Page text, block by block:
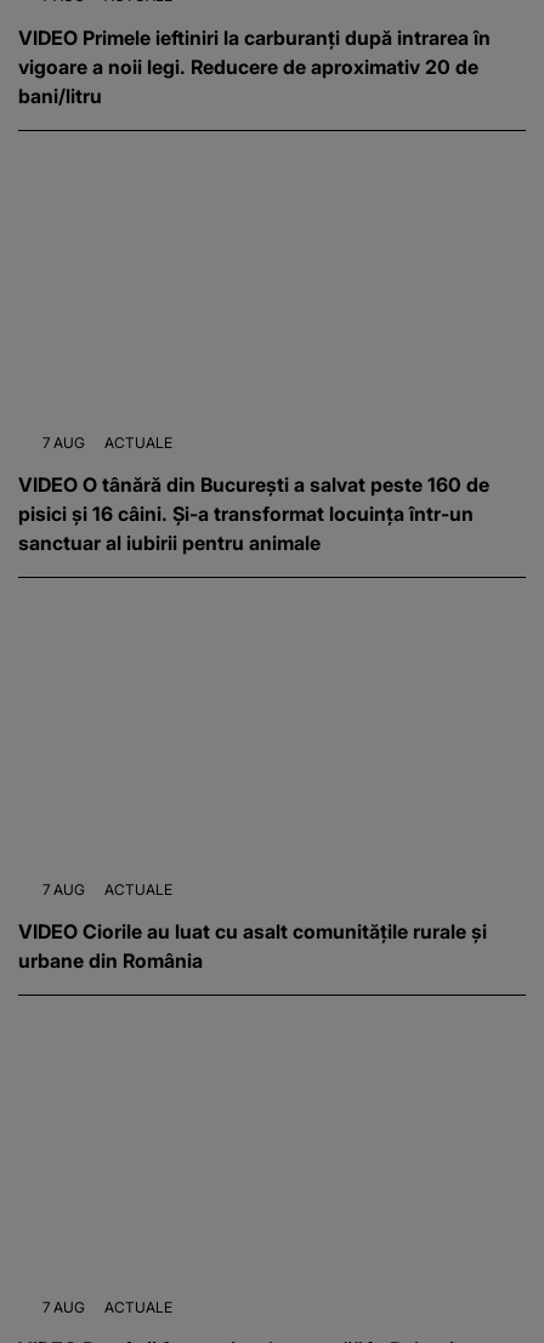
VIDEO Primele ieftiniri la carburanți după intrarea în
vigoare a noii legi. Reducere de aproximativ 20 de
bani/litru
7 AUG ACTUALE
VIDEO O tânără din București a salvat peste 160 de
pisici și 16 câini. Și-a transformat locuința într-un
sanctuar al iubirii pentru animale
7 AUG ACTUALE
VIDEO Ciorile au luat cu asalt comunitățile rurale și
urbane din România
7 AUG ACTUALE